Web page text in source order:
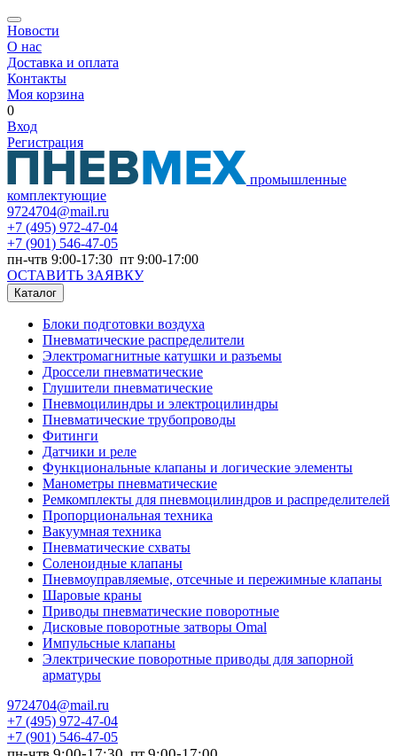
Новости
О нас
Доставка и оплата
Контакты
Моя корзина
0
Вход
Регистрация
промышленные
комплектующие
9724704@mail.ru
+7 (495) 972-47-04
+7 (901) 546-47-05
пн-чтв 9:00-17:30 пт 9:00-17:00
ОСТАВИТЬ ЗАЯВКУ
Каталог
Блоки подготовки воздуха
Пневматические распределители
Электромагнитные катушки и разъемы
Дроссели пневматические
Глушители пневматические
Пневмоцилиндры и электроцилиндры
Пневматические трубопроводы
Фитинги
Датчики и реле
Функциональные клапаны и логические элементы
Манометры пневматические
Ремкомплекты для пневмоцилиндров и распределителей
Пропорциональная техника
Вакуумная техника
Пневматические схваты
Соленоидные клапаны
Пневмоуправляемые, отсечные и пережимные клапаны
Шаровые краны
Приводы пневматические поворотные
Дисковые поворотные затворы Omal
Импульсные клапаны
Электрические поворотные приводы для запорной
арматуры
9724704@mail.ru
+7 (495) 972-47-04
+7 (901) 546-47-05